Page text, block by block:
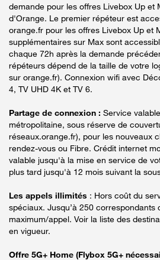
demande pour les offres Livebox Up et
d'Orange. Le premier répéteur est
orange.fr pour les offres Livebox Up et
supplémentaires sur Max sont
chaque 72h après la demande
répéteurs dépend de la taille de votre
sur orange.fr). Connexion wifi avec
4, TV UHD 4K et TV 6.
Partage de connexion : Service
métropolitaine, sous réserve de
réseaux.orange.fr), pour les nouveaux
rendez-vous ou Fibre. Crédit internet
valable jusqu'à la mise en service de
plus tard jusqu'à 12 mois suivant la
Les appels illimités : Hors coût du
spéciaux. Jusqu’à 250 correspondants
maximum/appel. Voir la liste des
en vigueur.
Offre 5G+ Home (Flybox 5G+